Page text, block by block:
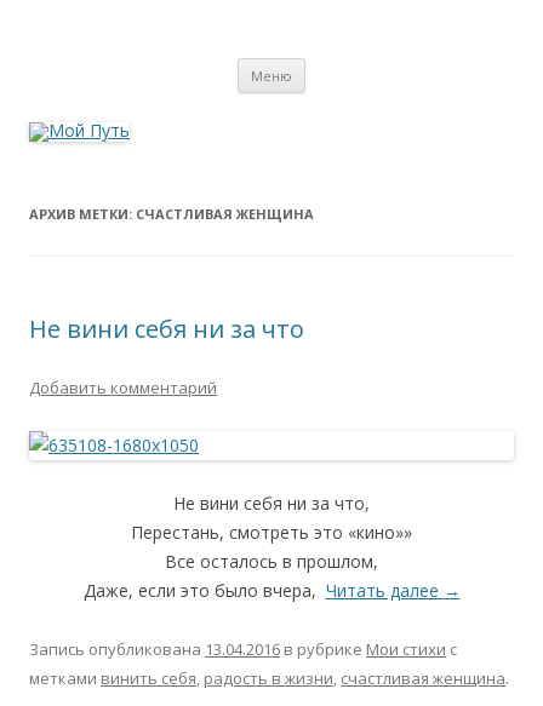
Меню
АРХИВ МЕТКИ: СЧАСТЛИВАЯ ЖЕНЩИНА
Не вини себя ни за что
Добавить комментарий
Не вини себя ни за что,
Перестань, смотреть это «кино»»
Все осталось в прошлом,
Даже, если это было вчера, Читать далее →
Запись опубликована 13.04.2016 в рубрике Мои стихи с
метками винить себя, радость в жизни, счастливая женщина.